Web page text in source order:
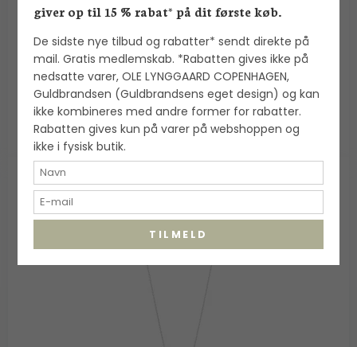
Flora Danica
2.900,00 DKK
VIS PRODUKT
giver op til 15 % rabat* på dit første køb.
De sidste nye tilbud og rabatter* sendt direkte på
mail. Gratis medlemskab. *Rabatten gives ikke på
nedsatte varer, OLE LYNGGAARD COPENHAGEN,
Guldbrandsen (Guldbrandsens eget design) og kan
ikke kombineres med andre former for rabatter.
Rabatten gives kun på varer på webshoppen og
ikke i fysisk butik.
TILMELD